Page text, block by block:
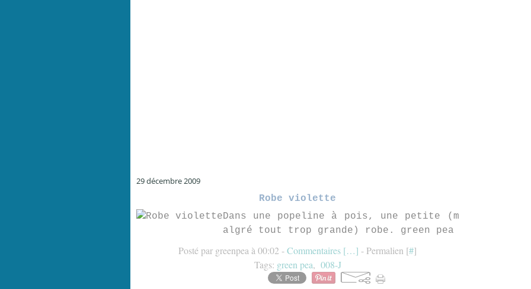
29 décembre 2009
Robe violette
Dans une popeline à pois, une petite (m
algré tout trop grande) robe. green pea
Posté par greenpea à 00:02 -Commentaires […] - Permalien [#]
Tags: green pea, 008-J